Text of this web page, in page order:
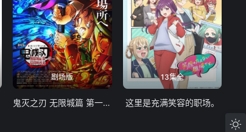
剧场版
鬼灭之刃 无限城篇 第一章 猗窝座再袭
13集全
这里是充满笑容的职场。